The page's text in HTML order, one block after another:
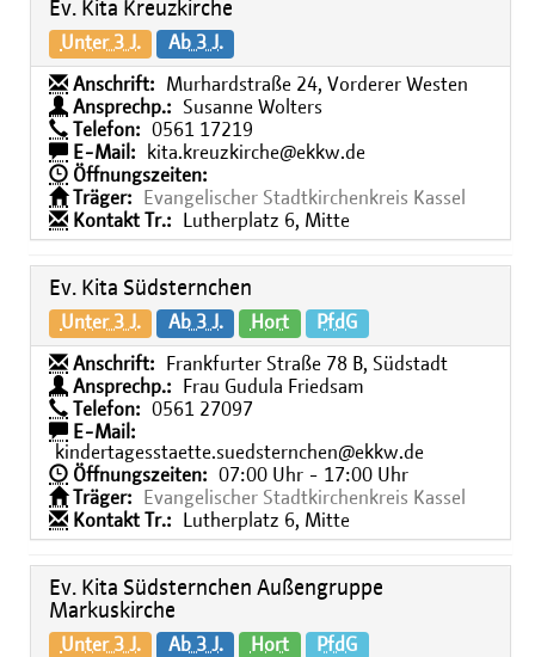
Ev. Kita Kreuzkirche
Unter 3 J. Ab 3 J.
Anschrift:
Murhardstraße 24, Vorderer Westen
Ansprechp.:
Susanne Wolters
Telefon:
0561 17219
E-Mail:
kita.kreuzkirche@ekkw.de
Öffnungszeiten:
Träger:
Evangelischer Stadtkirchenkreis Kassel
Kontakt Tr.:
Lutherplatz 6, Mitte
Ev. Kita Südsternchen
Unter 3 J. Ab 3 J. Hort PfdG
Anschrift:
Frankfurter Straße 78 B, Südstadt
Ansprechp.:
Frau Gudula Friedsam
Telefon:
0561 27097
E-Mail:
kindertagesstaette.suedsternchen@ekkw.de
Öffnungszeiten:
07:00 Uhr - 17:00 Uhr
Träger:
Evangelischer Stadtkirchenkreis Kassel
Kontakt Tr.:
Lutherplatz 6, Mitte
Ev. Kita Südsternchen Außengruppe
Markuskirche
Unter 3 J. Ab 3 J. Hort PfdG